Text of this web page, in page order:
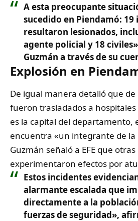
A esta preocupante
sucedido en Piendamó:
resultaron lesionados,
agente policial y 18
Guzmán a través de su
Explosión en
De igual manera detalló que
fueron trasladados a
es la capital del departamento,
encuentra «un integrante de la
Guzmán señaló a EFE que
experimentaron efectos por
Estos incidentes
alarmante escalada que
directamente a la
fuerzas de seguridad»,